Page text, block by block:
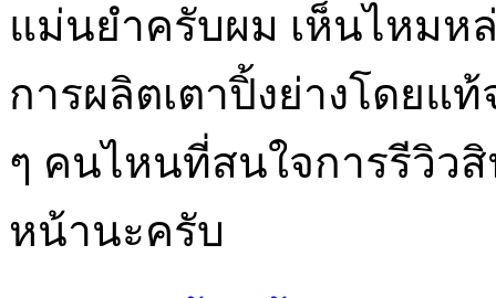
แม่นยำครับผม เห็นไหมห
การผลิตเตาปิ้งย่างโดยแ
ๆ คนไหนที่สนใจการรีวิว
หน้านะครับ